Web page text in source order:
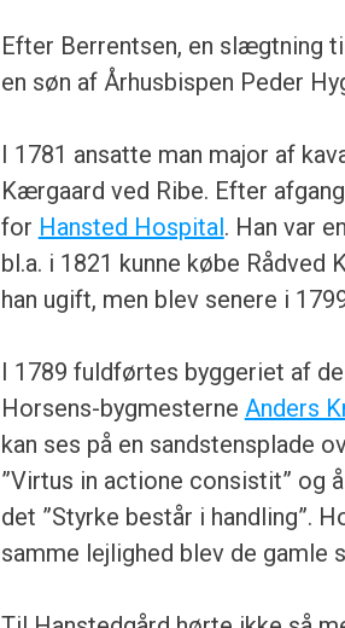
Efter Berrentsen, en slægtning
en søn af Århusbispen Peder
I 1781 ansatte man major af
Kærgaard ved Ribe. Efter
for Hansted Hospital. Han var
bl.a. i 1821 kunne købe
han ugift, men blev senere i
I 1789 fuldførtes byggeriet af
Horsens-bygmesterne Anders
kan ses på en sandstensplade
”Virtus in actione consistit” og
det ”Styrke består i handling”.
samme lejlighed blev de gamle